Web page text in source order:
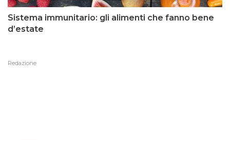
Sistema immunitario: gli alimenti che fanno bene
d’estate
Redazione